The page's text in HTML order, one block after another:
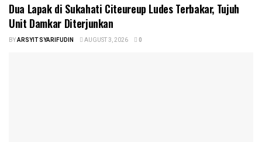
Dua Lapak di Sukahati Citeureup Ludes Terbakar, Tujuh
Unit Damkar Diterjunkan
BYARSYIT SYARIFUDIN AUGUST 3, 2026 0